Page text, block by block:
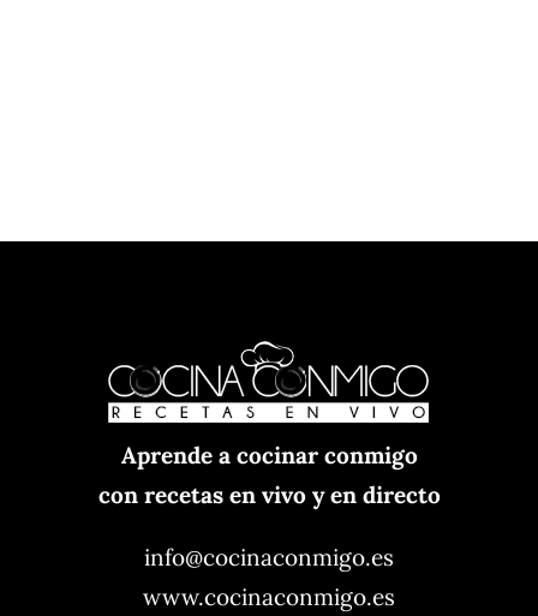
Aprende a cocinar conmigo
con recetas en vivo y en directo
info@cocinaconmigo.es
www.cocinaconmigo.es